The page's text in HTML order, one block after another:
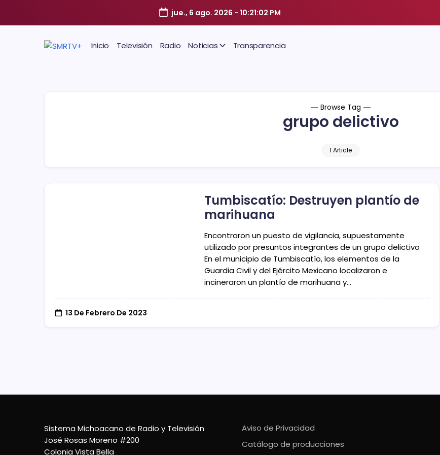
jue., 6 ago. 2026 - 10:21:03 PM
Inicio Televisión Radio Noticias Transparencia
Browse Tag
grupo delictivo
1 Article
Tumbiscatío: Destruyen plantío de
marihuana
Encontraron un puesto de vigilancia, supuestamente
utilizado por presuntos integrantes de un grupo delictivo
En el municipio de Tumbiscatío, los elementos de la
Guardia Civil y del Ejército Mexicano localizaron e
incineraron un plantío de marihuana y…
13 De Febrero De 2023
Sistema Michoacano de Radio y Televisión
José Rosas Moreno #200
Colonia Vista Bella
Aviso de Privacidad
Catálogo de producciones